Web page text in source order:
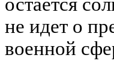
остается
не идет о
военной